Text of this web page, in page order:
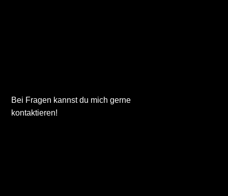
Bei Fragen kannst du mich gerne
kontaktieren!